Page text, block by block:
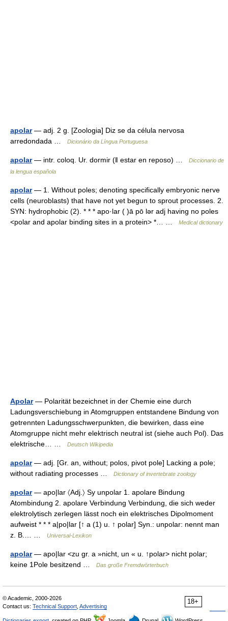
apolar— adj. 2 g. [Zoologia] Diz se da célula nervosa
arredondada …
Dicionário da Língua Portuguesa
apolar— intr. coloq. Ur. dormir (ǁ estar en reposo) …
Diccionario de
la lengua española
apolar— 1. Without poles; denoting specifically embryonic nerve
cells (neuroblasts) that have not yet begun to sprout processes. 2.
SYN: hydrophobic (2). * * * apo·lar ( )ā pō lər adj having no poles
<polar and apolar binding sites in a protein> *… …
Medical dictionary
Apolar— Polarität bezeichnet in der Chemie eine durch
Ladungsverschiebung in Atomgruppen entstandene Bindung von
getrennten Ladungsschwerpunkten, die bewirken, dass eine
Atomgruppe nicht mehr elektrisch neutral ist (siehe auch Pol). Das
elektrische… …
Deutsch Wikipedia
apolar— adj. [Gr. an, without; polos, pivot pole] Lacking a pole;
without radiating processes …
Dictionary of invertebrate zoology
apolar— apo|lar 〈Adj.〉 Sy unpolar 1. apolare Bindung
Atombindung 2. apolare Verbindung Verbindung, die sich weder
elektrolytisch zerlegen lässt noch ein elektrisches Dipolmoment
aufweist * * * a|po|lar [↑ a (1) u. ↑ polar] Syn.: unpolar: nennt man
z. B.… …
Universal-Lexikon
apolar— apo|lar <zu gr. a »nicht, un « u. ↑polar> nicht polar;
keine 1Pole besitzend …
Das große Fremdwörterbuch
18+
© Academic, 2000-2026
Contact us: Technical Support Advertising